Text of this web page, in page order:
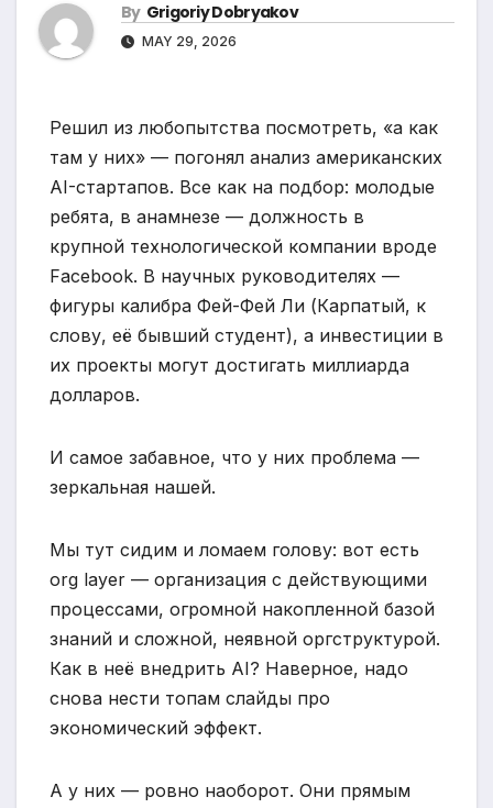
By Grigoriy Dobryakov
MAY 29, 2026
Решил из любопытства посмотреть, «а как
там у них» — погонял анализ американских
AI-стартапов. Все как на подбор: молодые
ребята, в анамнезе — должность в
крупной технологической компании вроде
Facebook. В научных руководителях —
фигуры калибра Фей-Фей Ли (Карпатый, к
слову, её бывший студент), а инвестиции в
их проекты могут достигать миллиарда
долларов.
И самое забавное, что у них проблема —
зеркальная нашей.
Мы тут сидим и ломаем голову: вот есть
org layer — организация с действующими
процессами, огромной накопленной базой
знаний и сложной, неявной оргструктурой.
Как в неё внедрить AI? Наверное, надо
снова нести топам слайды про
экономический эффект.
А у них — ровно наоборот. Они прямым